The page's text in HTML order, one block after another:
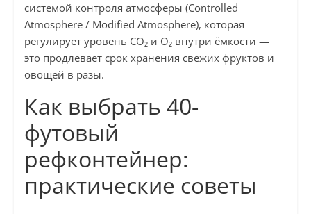
системой контроля атмосферы (Controlled
Atmosphere / Modified Atmosphere), которая
регулирует уровень CO₂ и O₂ внутри ёмкости —
это продлевает срок хранения свежих фруктов и
овощей в разы.
Как выбрать 40-
футовый
рефконтейнер:
практические советы